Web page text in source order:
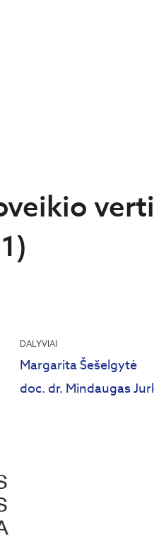
DALYVIAI
Margarita Šešelgytė
doc. dr. Mindaugas